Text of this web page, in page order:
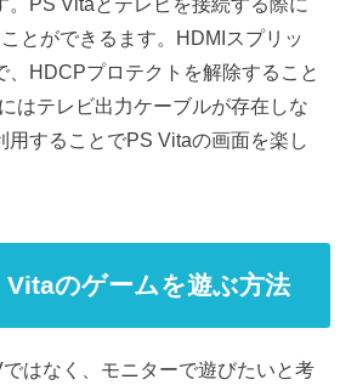
とができるます。HDMIスプリッ
、HDCPプロテクトを解除すること
はテレビ出力ケーブルが存在しな
用することでPS Vitaの画面を楽し
のゲームを遊ぶ方法
はなく、モニターで遊びたいと考